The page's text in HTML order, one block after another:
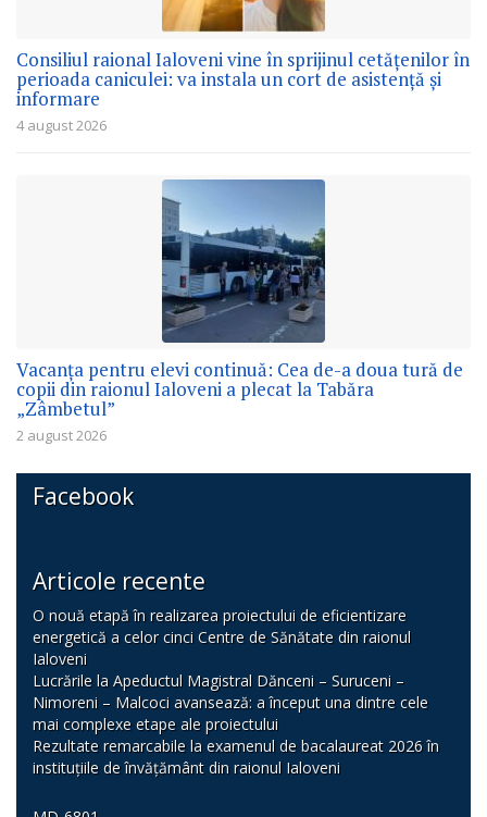
Consiliul raional Ialoveni vine în sprijinul cetățenilor în
perioada caniculei: va instala un cort de asistență și
informare
4 august 2026
Vacanța pentru elevi continuă: Cea de-a doua tură de
copii din raionul Ialoveni a plecat la Tabăra
„Zâmbetul”
2 august 2026
Facebook
Articole recente
O nouă etapă în realizarea proiectului de eficientizare
energetică a celor cinci Centre de Sănătate din raionul
Ialoveni
Lucrările la Apeductul Magistral Dănceni – Suruceni –
Nimoreni – Malcoci avansează: a început una dintre cele
mai complexe etape ale proiectului
Rezultate remarcabile la examenul de bacalaureat 2026 în
instituțiile de învățământ din raionul Ialoveni